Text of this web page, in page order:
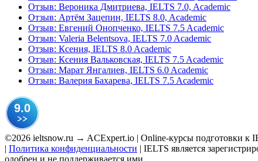
Отзыв: Вероника Дмитриева, IELTS 7.0, Academic
Отзыв: Артём Зацепин, IELTS 8.0, Academic
Отзыв: Евгений Онопченко, IELTS 7.5 Academic
Отзыв: Valeria Belentsova, IELTS 7.0 Academic
Отзыв: Ксения, IELTS 8.0 Academic
Отзыв: Ксения Вальковская, IELTS 7.5 Academic
Отзыв: Марат Янгалиев, IELTS 6.0 Academic
Отзыв: Валерия Бахарева, IELTS 7.5 Academic
©2026 ieltsnow.ru → ACExpert.io | Online-курсы подготовки к
| Политика конфиденциальности | IELTS является
одобрен и не поддерживается ими.